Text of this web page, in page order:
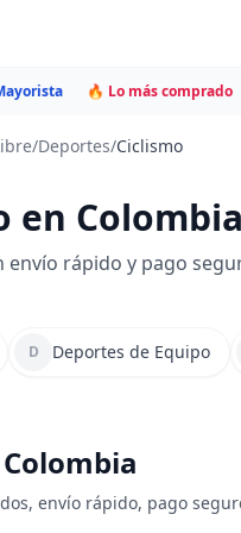
🔥 Lo más comprado
/Deportes/Ciclismo
en Colombia
envío rápido y pago
D Deportes de Equipo
envío rápido, pago